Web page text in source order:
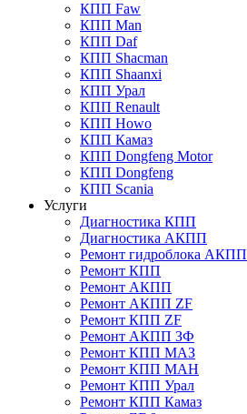
КПП Faw
КПП Man
КПП Daf
КПП Shacman
КПП Shaanxi
КПП Урал
КПП Renault
КПП Howo
КПП Камаз
КПП Dongfeng Motor
КПП Dongfeng
КПП Scania
Услуги
Диагностика КПП
Диагностика АКПП
Ремонт гидроблока АКПП
Ремонт КПП
Ремонт АКПП
Ремонт АКПП ZF
Ремонт КПП ZF
Ремонт АКПП ЗФ
Ремонт КПП МАЗ
Ремонт КПП МАН
Ремонт КПП Урал
Ремонт КПП Камаз